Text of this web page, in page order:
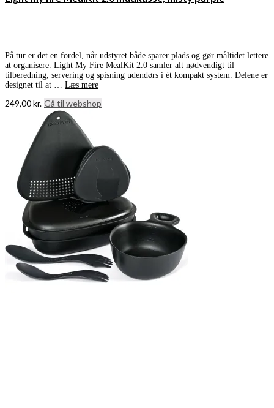
På tur er det en fordel, når udstyret både sparer plads og gør måltidet lettere
at organisere. Light My Fire MealKit 2.0 samler alt nødvendigt til
tilberedning, servering og spisning udendørs i ét kompakt system. Delene er
designet til at … Læs mere
249,00kr. Gå til webshop